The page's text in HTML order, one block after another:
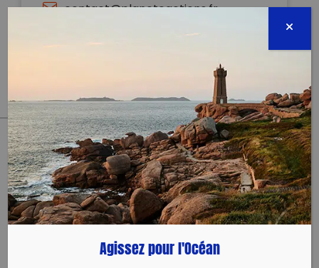
contact@planeteactions.fr
PARTAGER CET ARTICLE:
Partager sur Facebook
Partager sur
Twitter
Envoyer à
un ami
Copy to clipboard
Agissez pour l'Océan